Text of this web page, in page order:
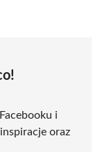
i
oraz